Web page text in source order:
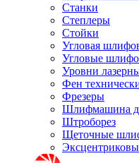
Станки
Степлеры
Стойки
Угловая
Угловые
Уровни
Фен
Фрезеры
Шлифмашина
Штроборез
Щеточные